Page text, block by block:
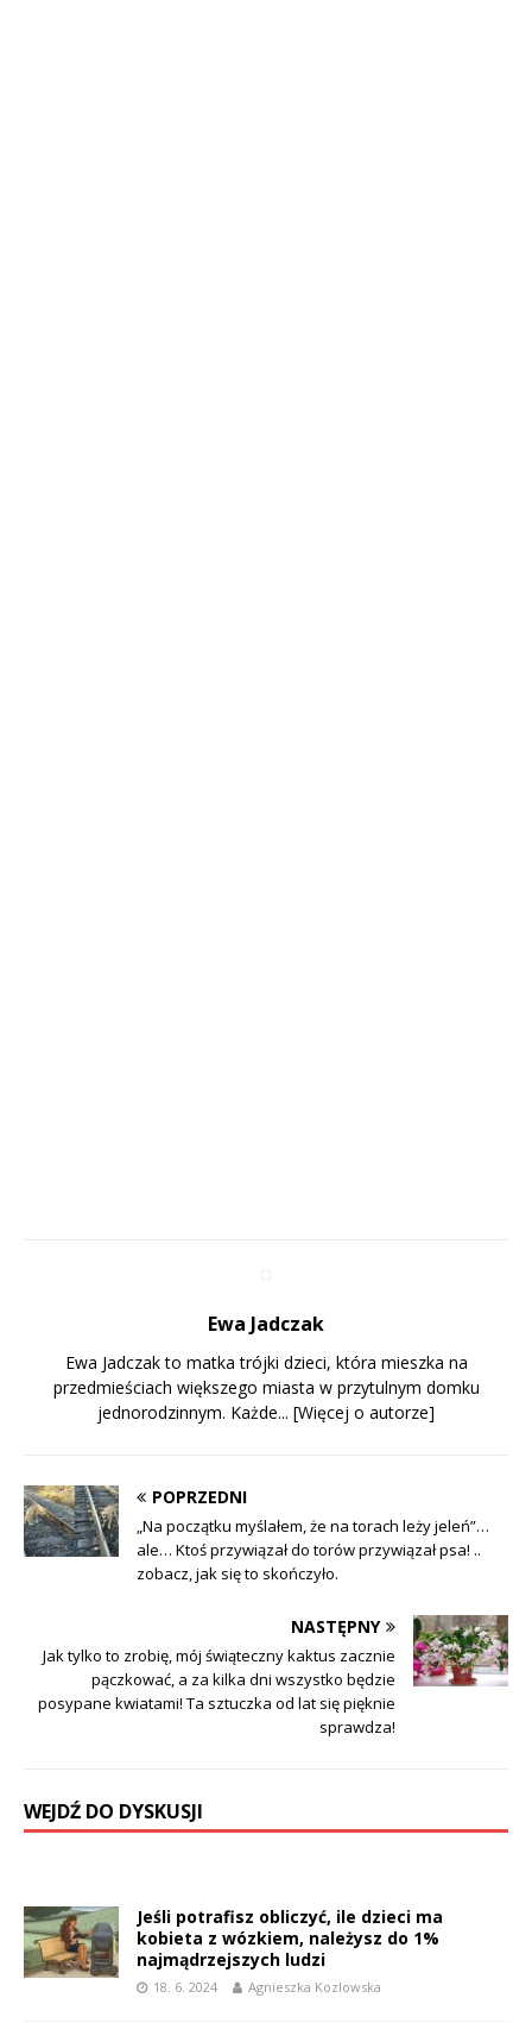
Ewa Jadczak
Ewa Jadczak to matka trójki dzieci, która mieszka na
przedmieściach większego miasta w przytulnym domku
jednorodzinnym. Każde... [Więcej o autorze]
POPRZEDNI
„Na początku myślałem, że na torach leży jeleń”…
ale… Ktoś przywiązał do torów przywiązał psa! ..
zobacz, jak się to skończyło.
NASTĘPNY
Jak tylko to zrobię, mój świąteczny kaktus zacznie
pączkować, a za kilka dni wszystko będzie
posypane kwiatami! Ta sztuczka od lat się pięknie
sprawdza!
WEJDŹ DO DYSKUSJI
Jeśli potrafisz obliczyć, ile dzieci ma
kobieta z wózkiem, należysz do 1%
najmądrzejszych ludzi
18. 6. 2024 Agnieszka Kozlowska